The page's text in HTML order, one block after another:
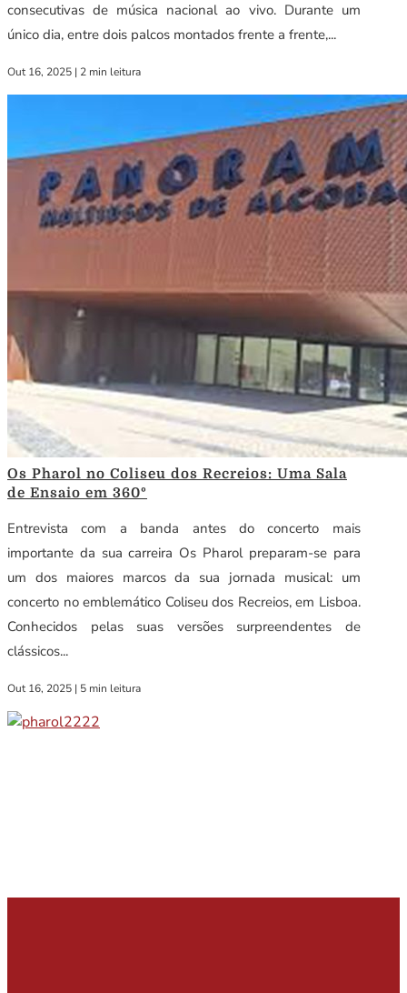
consecutivas de música nacional ao vivo. Durante um
único dia, entre dois palcos montados frente a frente,...
Out 16, 2025 | 2 min leitura
Os Pharol no Coliseu dos Recreios: Uma Sala
de Ensaio em 360º
Entrevista com a banda antes do concerto mais
importante da sua carreira Os Pharol preparam-se para
um dos maiores marcos da sua jornada musical: um
concerto no emblemático Coliseu dos Recreios, em Lisboa.
Conhecidos pelas suas versões surpreendentes de
clássicos...
Out 16, 2025 | 5 min leitura